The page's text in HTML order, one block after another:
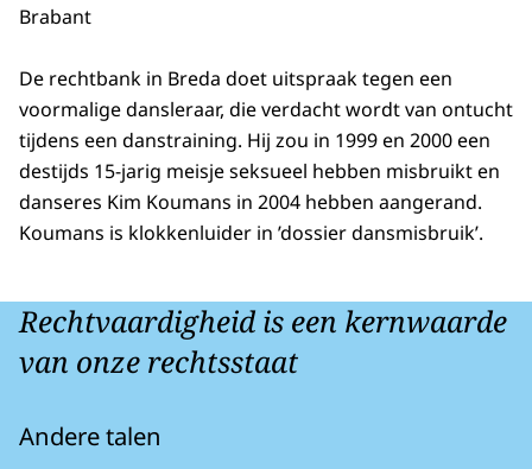
Brabant
De rechtbank in Breda doet uitspraak tegen een
voormalige dansleraar, die verdacht wordt van ontucht
tijdens een danstraining. Hij zou in 1999 en 2000 een
destijds 15-jarig meisje seksueel hebben misbruikt en
danseres Kim Koumans in 2004 hebben aangerand.
Koumans is klokkenluider in ’dossier dansmisbruik’.
Rechtvaardigheid is een kernwaarde
van onze rechtsstaat
Andere talen